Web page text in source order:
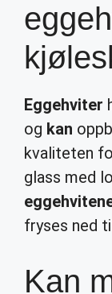
Eggehviter
og kan
kvaliteten
glass med
fryses ned
Kan